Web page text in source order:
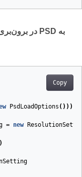
Copy
PsdLoadOptions ()))
= new